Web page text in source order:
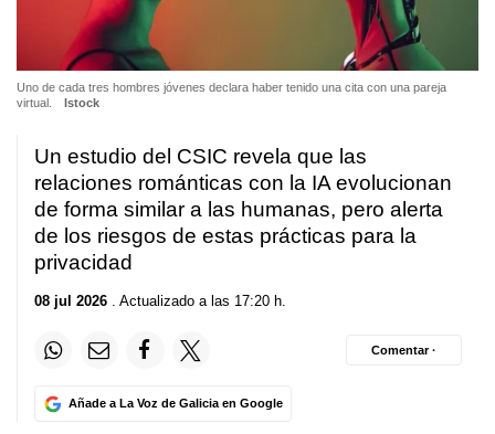
Uno de cada tres hombres jóvenes declara haber tenido una cita con una pareja
virtual.
Istock
Un estudio del CSIC revela que las
relaciones románticas con la IA evolucionan
de forma similar a las humanas, pero alerta
de los riesgos de estas prácticas para la
privacidad
08 jul 2026 . Actualizado a las 17:20 h.
Añade a La Voz de Galicia en Google
Comentar ·